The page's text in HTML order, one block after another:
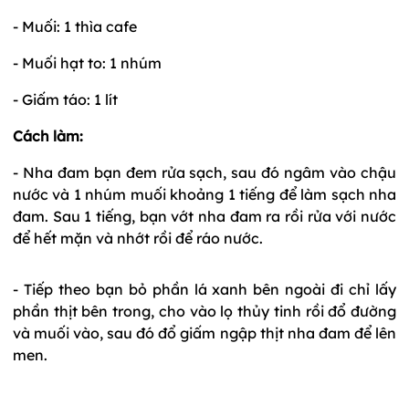
- Muối: 1 thìa cafe
- Muối hạt to: 1 nhúm
- Giấm táo: 1 lít
Cách làm:
- Nha đam bạn đem rửa sạch, sau đó ngâm vào chậu
nước và 1 nhúm muối khoảng 1 tiếng để làm sạch nha
đam. Sau 1 tiếng, bạn vớt nha đam ra rồi rửa với nước
để hết mặn và nhớt rồi để ráo nước.
- Tiếp theo bạn bỏ phần lá xanh bên ngoài đi chỉ lấy
phần thịt bên trong, cho vào lọ thủy tinh rồi đổ đường
và muối vào, sau đó đổ giấm ngập thịt nha đam để lên
men.